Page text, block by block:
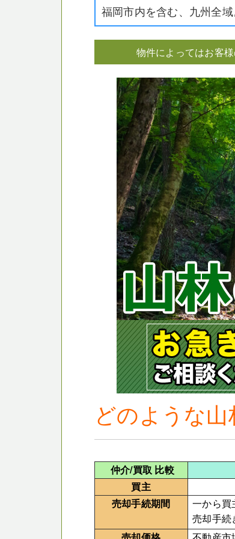
福岡市内を含む、九州全
物件によってはお客
どのような
仲介/買取 比較
買主
売却手続期間
一から買
売却手続